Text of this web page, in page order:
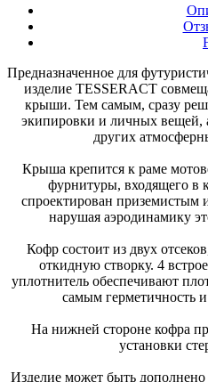
Предназначенное для
изделие TESSERACT
крыши. Тем самым, сразу
экипировки и личных вещей,
других
Крыша крепится к раме
фурнитуры, входящего в
спроектирован приземистым
нарушая аэродинамику
Кофр состоит из двух
откидную створку. 4
уплотнитель обеспечивают
самым герметичность
На нижней стороне кофра
установки
Изделие может быть